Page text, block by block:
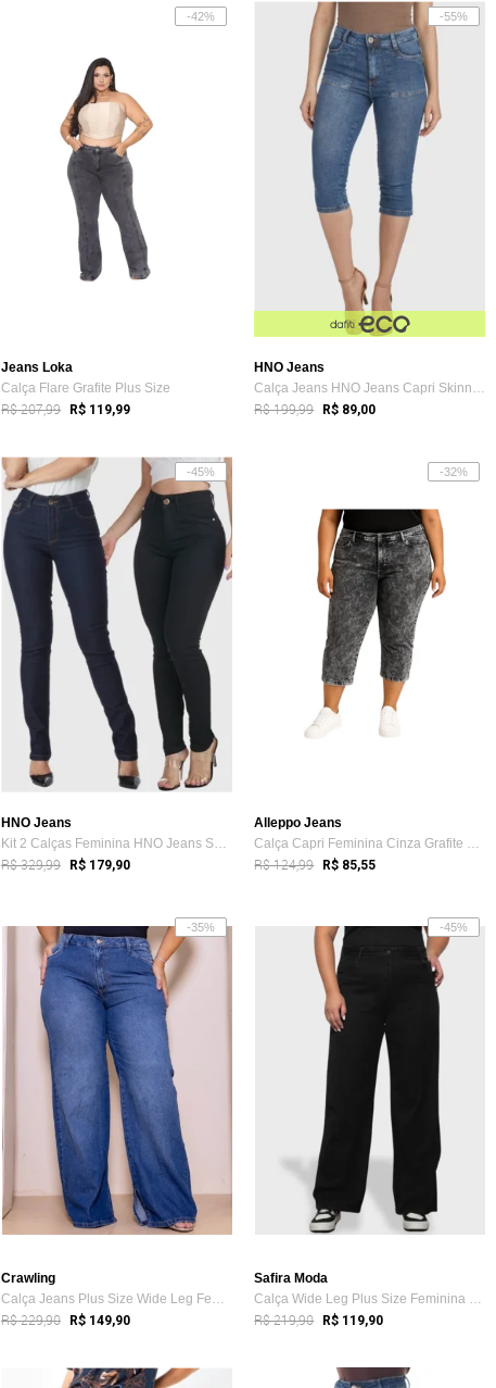
-42%
Jeans Loka
Calça Flare Grafite Plus Size
R$ 207,99 R$ 119,99
-55%
HNO Jeans
Calça Jeans HNO Jeans Capri Skinny Elastano Azul
R$ 199,99 R$ 89,00
-45%
HNO Jeans
Kit 2 Calças Feminina HNO Jeans Skinny C...
R$ 329,99 R$ 179,90
-32%
Alleppo Jeans
Calça Capri Feminina Cinza Grafite Marmo...
R$ 124,99 R$ 85,55
-35%
Crawling
Calça Jeans Plus Size Wide Leg Feminina ...
R$ 229,90 R$ 149,90
-45%
Safira Moda
Calça Wide Leg Plus Size Feminina Preta ...
R$ 219,90 R$ 119,90